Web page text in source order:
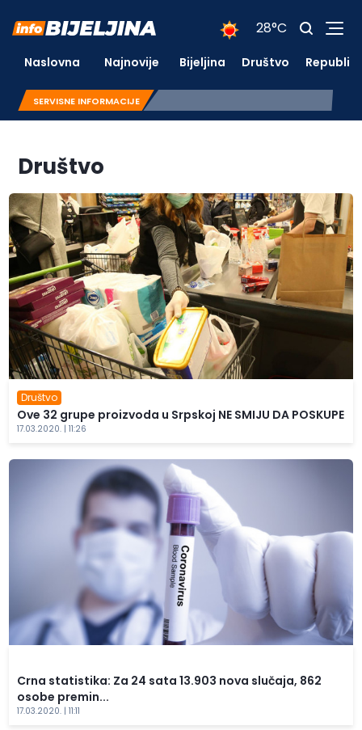
28°C
Naslovna Najnovije Bijeljina Društvo
SERVISNE INFORMACIJE
Društvo
Društvo
Ove 32 grupe proizvoda u Srpskoj NE SMIJU DA POSKUPE
17.03.2020. | 11:26
Crna statistika: Za 24 sata 13.903 nova slučaja, 862
osobe premin...
17.03.2020. | 11:11